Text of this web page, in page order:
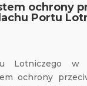
ochrony
Portu
Lotniczego w
ochrony